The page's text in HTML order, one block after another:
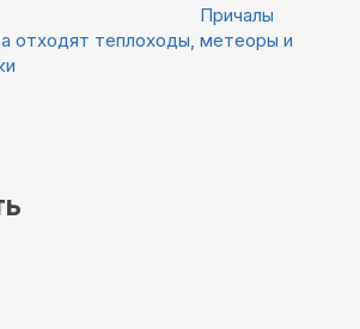
Причалы
отходят теплоходы, метеоры и